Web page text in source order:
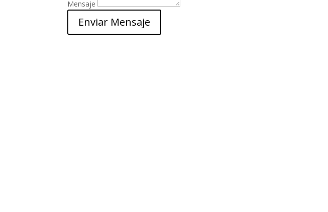
Mensaje
Enviar Mensaje